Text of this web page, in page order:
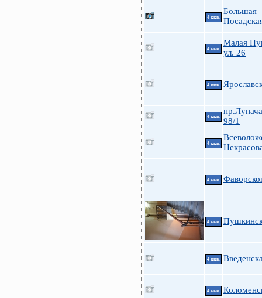
4 ккв.
Большая
4 ккв.
Малая
ул. 26
4 ккв.
4 ккв.
98/1
4 ккв.
4 ккв.
4 ккв.
4 ккв.
4 ккв.